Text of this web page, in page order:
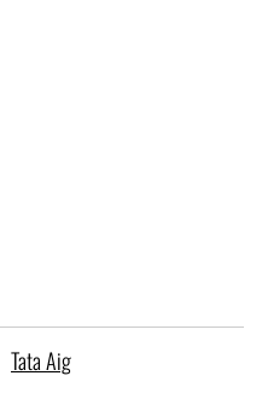
Tata Aig